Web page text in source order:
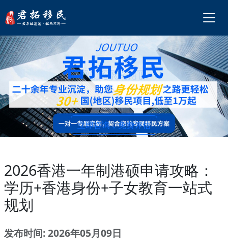
立即咨询，免费评估
2026香港一年制港硕申请攻略：
学历+香港身份+子女教育一站式
规划
发布时间: 2026年05月09日